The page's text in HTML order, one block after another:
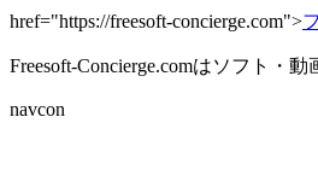
href="https://freesoft-concierge.com">
Freesoft-Concierge.comはソフト・
navcon